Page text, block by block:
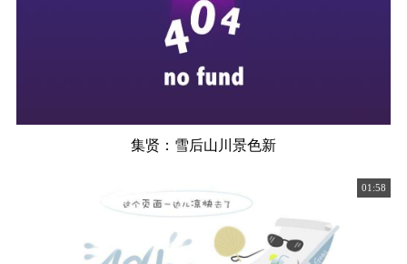
集贤：雪后山川景色新
01:58